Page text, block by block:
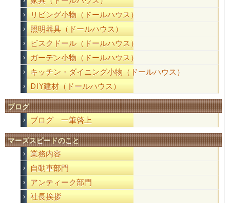
リビング小物（ドールハウス）
照明器具（ドールハウス）
ビスクドール（ドールハウス）
ガーデン小物（ドールハウス）
キッチン・ダイニング小物（ドールハウス）
DIY建材（ドールハウス）
ブログ
ブログ 一筆啓上
マーズスピードのこと
業務内容
自動車部門
アンティーク部門
社長挨拶